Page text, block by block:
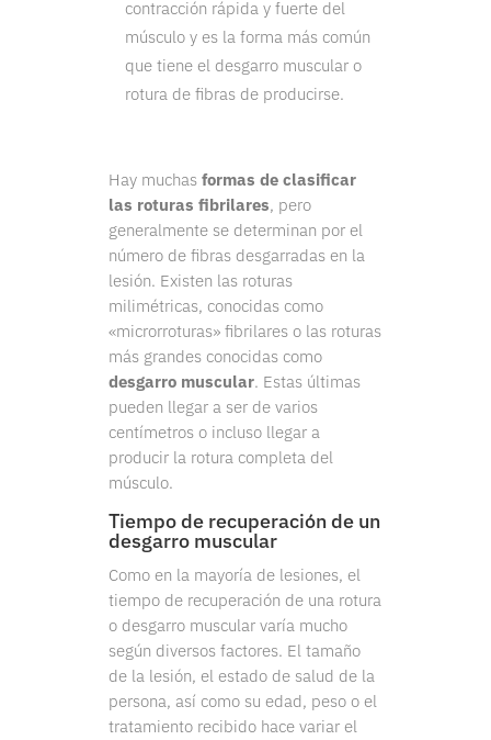
contracción rápida y fuerte del
músculo y es la forma más común
que tiene el desgarro muscular o
rotura de fibras de producirse.
Hay muchas formas de clasificar
las roturas fibrilares, pero
generalmente se determinan por el
número de fibras desgarradas en la
lesión. Existen las roturas
milimétricas, conocidas como
«microrroturas» fibrilares o las roturas
más grandes conocidas como
desgarro muscular. Estas últimas
pueden llegar a ser de varios
centímetros o incluso llegar a
producir la rotura completa del
músculo.
Tiempo de recuperación de un
desgarro muscular
Como en la mayoría de lesiones, el
tiempo de recuperación de una rotura
o desgarro muscular varía mucho
según diversos factores. El tamaño
de la lesión, el estado de salud de la
persona, así como su edad, peso o el
tratamiento recibido hace variar el